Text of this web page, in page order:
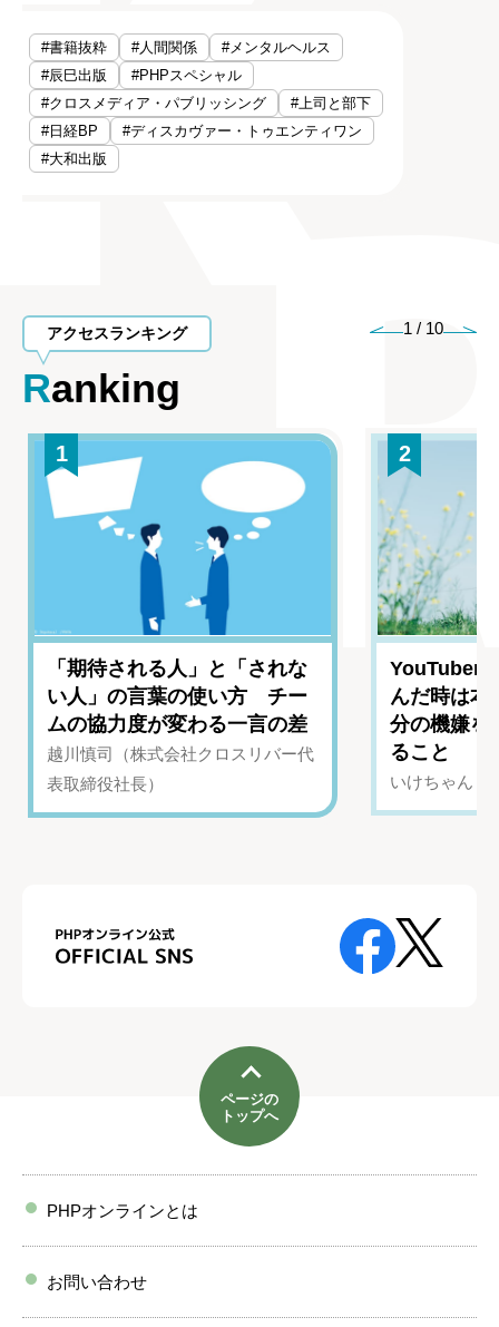
#書籍抜粋 #人間関係
#メンタルヘルス
#辰巳出版
#PHPスペシャル
#クロスメディア・パブリッシング
#上司と部下
#日経BP
#ディスカヴァー・トゥエンティワン
#大和出版
アクセスランキング
Ranking
1 / 10
1
「期待される人」と「されな
い人」の言葉の使い方 チー
ムの協力度が変わる一言の差
越川慎司（株式会社クロスリバー代
表取締役社長）
2
YouTuber
んだ時は
分の機嫌を
ること
いけちゃん（
ページの
トップへ
PHPオンラインとは
お問い合わせ